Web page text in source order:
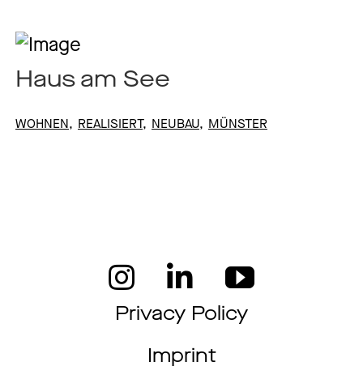
Haus am See
WOHNEN REALISIERT NEUBAU MÜNSTER
Privacy Policy
Imprint